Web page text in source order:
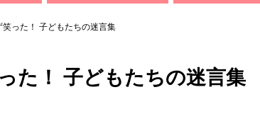
笑った！ 子どもたちの迷言集
た！ 子どもたちの迷言集